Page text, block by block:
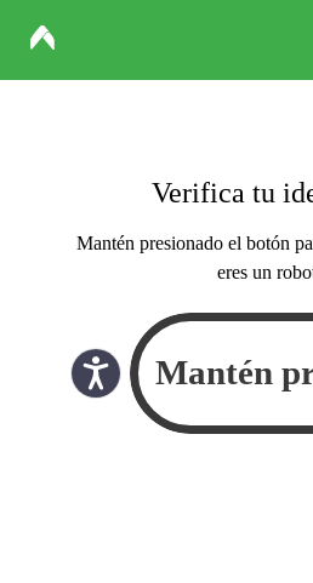
Verifica tu
Mantén presionado el botón
eres un